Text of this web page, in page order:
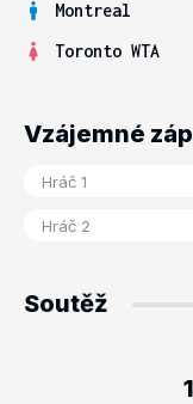
Montreal
Toronto WTA
Vzájemné
Soutěž